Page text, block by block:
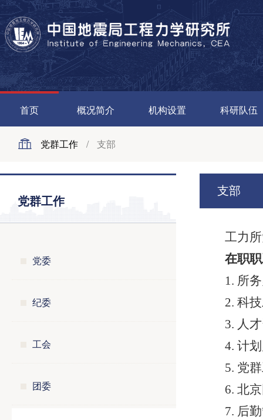
首页 概况简介 机构设置 科研队伍
党群工作 / 支部
党群工作
党委
纪委
工会
团委
支部
工力
在职
1. 所
2. 科
3. 人
4. 计
5. 党
6. 北
7. 后